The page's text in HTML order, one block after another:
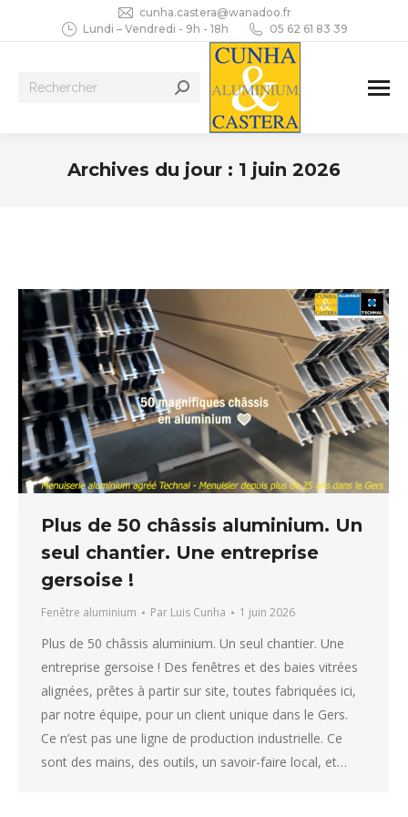
cunha.castera@wanadoo.fr
Lundi – Vendredi - 9h - 18h
05 62 61 83 39
Recherche
Archives du jour : 1 juin 2026
Plus de 50 châssis aluminium. Un
seul chantier. Une entreprise
gersoise !
Fenêtre aluminium Par Luis Cunha 1 juin 2026
Plus de 50 châssis aluminium. Un seul chantier. Une
entreprise gersoise ! Des fenêtres et des baies vitrées
alignées, prêtes à partir sur site, toutes fabriquées ici,
par notre équipe, pour un client unique dans le Gers.
Ce n’est pas une ligne de production industrielle. Ce
sont des mains, des outils, un savoir-faire local, et…